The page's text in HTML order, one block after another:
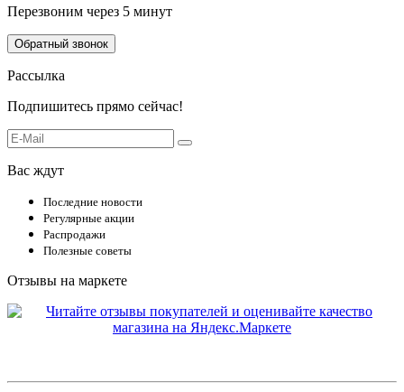
Перезвоним через 5 минут
Обратный звонок
Рассылка
Подпишитесь прямо сейчас!
Вас ждут
Последние новости
Регулярные акции
Распродажи
Полезные советы
Отзывы на маркете